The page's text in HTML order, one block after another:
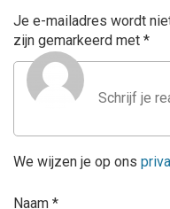
Je e-mailadres wordt
zijn gemarkeerd met *
We wijzen je op ons
Naam *